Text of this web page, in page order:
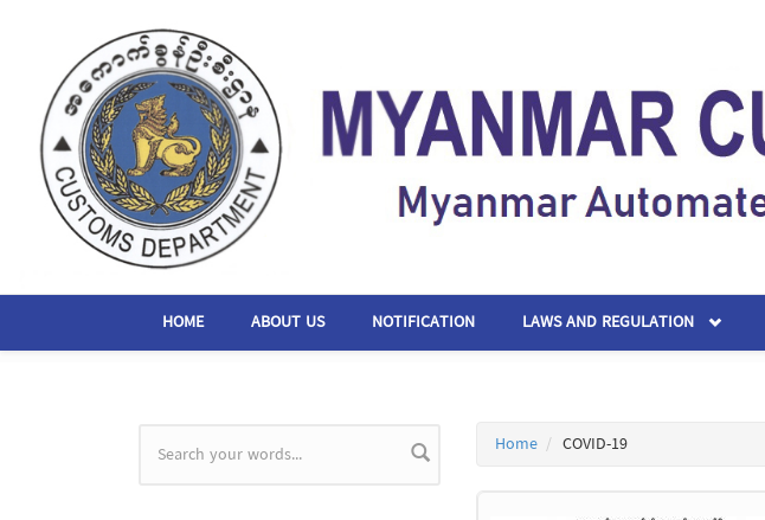
HOME ABOUT US NOTIFICATION LAWS AND REGULATION
Search form Home COVID-19